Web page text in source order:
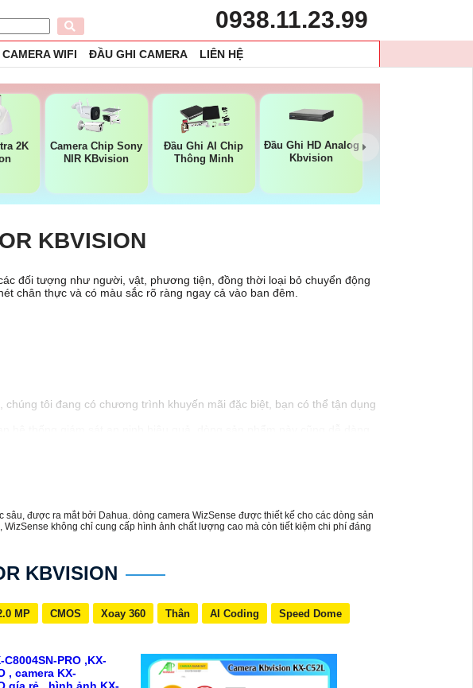
0938.11.23.99
WIFI ĐẦU GHI CAMERA LIÊN HỆ
2K
Camera Chip Sony
NIR KBvision
Đầu Ghi AI Chip
Thông Minh
Đầu Ghi HD Analog
Kbvision
KBVISION
đối tượng như người, vật, phương tiện, đồng thời loại bỏ chuyển động
chân thực và có màu sắc rõ ràng ngay cả vào ban đêm.
tôi đang có chương trình khuyến mãi đặc biệt, bạn có thể tận dụng
thêm thông tin chi tiết và được tư vấn tốt nhất.
được ra mắt bởi Dahua. dòng camera WizSense được thiết kế cho các dòng sản
không chỉ cung cấp hình ảnh chất lượng cao mà còn tiết kiệm chi phí đáng
KBVISION
MP CMOS Xoay 360 Thân AI Coding Speed Dome